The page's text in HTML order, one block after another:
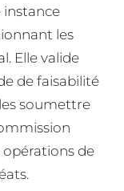
instance
les
Elle valide
de faisabilité
soumettre
opérations de